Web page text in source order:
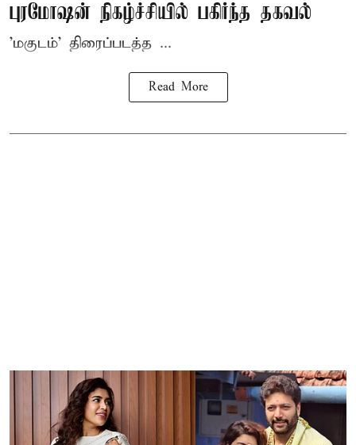
புரமோஷன் நிகழ்ச்சியில் பகிர்ந்த தகவல்
'மகுடம்' திரைப்படத்த ...
Read More